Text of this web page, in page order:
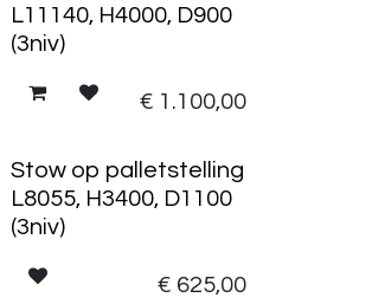
L11140, H4000, D900
(3niv)
€ 1.100,00
Stow op palletstelling
L8055, H3400, D1100
(3niv)
€ 625,00